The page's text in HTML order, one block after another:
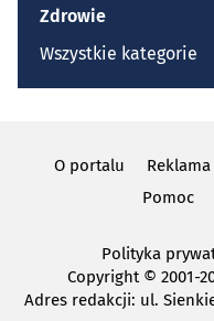
Zdrowie
Wszystkie kategorie
O portalu Reklama
Pomoc
Polityka
Copyright© 2001-
Adres redakcji: ul.